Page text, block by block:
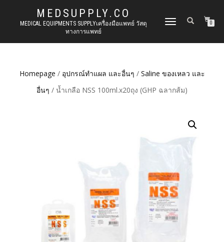
MEDSUPPLY.CO
MEDICAL EQUIPMENTS SUPPLYเครื่องมือแพทย์ วัสดุ
ทางการแพทย์
TOGGLE
0
Homepage / อุปกรณ์ทำแผล และอื่นๆ / Saline ของเหลว และ
อื่นๆ / น้ำเกลือ NSS 100ml.x20ถุง (GHP ฉลากส้ม)